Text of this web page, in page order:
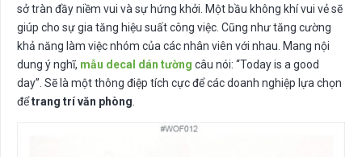
sở tràn đầy niềm vui và sự hứng khởi. Một bầu không khí vui vẻ sẽ
giúp cho sự gia tăng hiệu suất công việc. Cũng như tăng cường
khả năng làm việc nhóm của các nhân viên với nhau. Mang nội
dung ý nghĩ, mẫu decal dán tường câu nói: “Today is a good
day”. Sẽ là một thông điệp tích cực để các doanh nghiệp lựa chọn
đểtrang trí văn phòng